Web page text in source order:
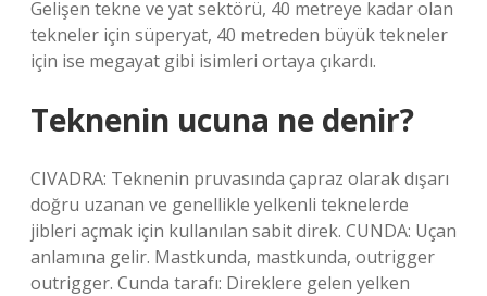
Gelişen tekne ve yat sektörü, 40 metreye kadar olan
tekneler için süperyat, 40 metreden büyük tekneler
için ise megayat gibi isimleri ortaya çıkardı.
Teknenin ucuna ne denir?
CIVADRA: Teknenin pruvasında çapraz olarak dışarı
doğru uzanan ve genellikle yelkenli teknelerde
jibleri açmak için kullanılan sabit direk. CUNDA: Uçan
anlamına gelir. Mastkunda, mastkunda, outrigger
outrigger. Cunda tarafı: Direklere gelen yelken